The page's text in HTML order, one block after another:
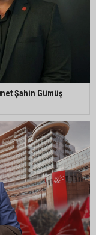
Başkanlığına Mehmet
Şahin Gümüş